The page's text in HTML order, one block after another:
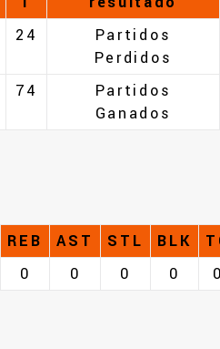
24
Partidos
Perdidos
74
Partidos
Ganados
REB AST STL BLK
0 0 0 0